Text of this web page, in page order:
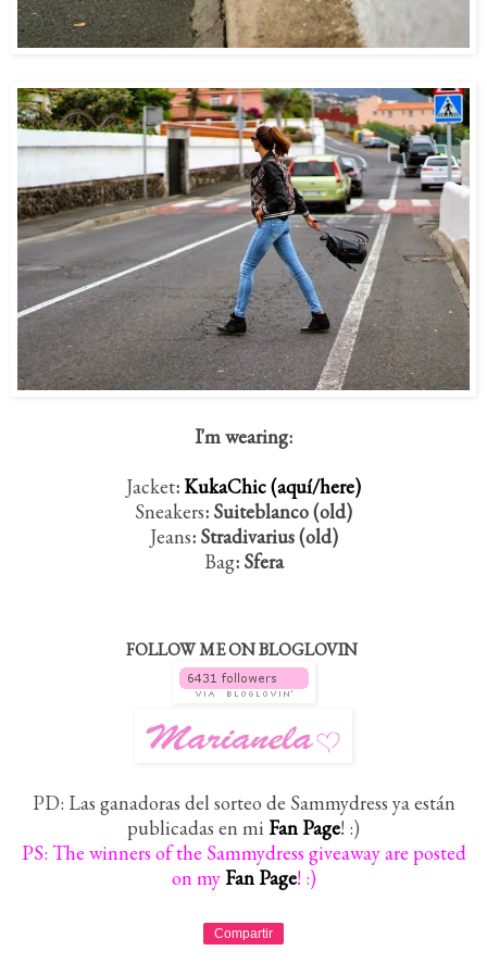
I'm wearing:
Jacket: KukaChic (aquí/here)
Sneakers: Suiteblanco (old)
Jeans: Stradivarius (old)
Bag: Sfera
FOLLOW ME ON BLOGLOVIN
PD: Las ganadoras del sorteo de Sammydress ya están
publicadas en mi Fan Page! :)
PS: The winners of the Sammydress giveaway are posted
on my Fan Page! :)
Compartir